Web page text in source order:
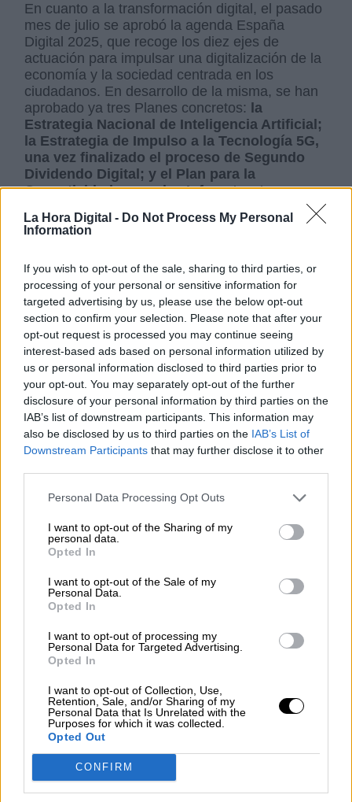
La Hora Digital - Do Not Process My Personal
Information
If you wish to opt-out of the sale, sharing to third parties, or
processing of your personal or sensitive information for
targeted advertising by us, please use the below opt-out
section to confirm your selection. Please note that after your
opt-out request is processed you may continue seeing
interest-based ads based on personal information utilized by
us or personal information disclosed to third parties prior to
your opt-out. You may separately opt-out of the further
disclosure of your personal information by third parties on the
IAB’s list of downstream participants. This information may
also be disclosed by us to third parties on the IAB’s List of
Downstream Participants that may further disclose it to other
Personal Data Processing Opt Outs
I want to opt-out of the Sharing of my
personal data.
Opted In
I want to opt-out of the Sale of my
Personal Data.
Opted In
I want to opt-out of processing my
Personal Data for Targeted Advertising.
Opted In
I want to opt-out of Collection, Use,
Retention, Sale, and/or Sharing of my
Personal Data that Is Unrelated with the
Purposes for which it was collected.
Opted Out
CONFIRM
En cuanto a la transformación digital, el pasado
mes de julio se aprobó la agenda España
Digital 2025, que recoge los diez ejes de
actuación para impulsar una digitalización de la
economía y la sociedad centrada en los
ciudadanos. En desarrollo de la misma, se han
aprobado ya tres Planes concretos:
la
Estrategia Nacional de Inteligencia Artificial;
la Estrategia de Impulso a la Tecnología 5G,
una vez finalizado el proceso de Segundo
Dividendo Digital; y el Plan para la
Conectividad y para las Infraestructuras
extensión de banda ancha para continuar
el programaEduca en Digital.
Además, se ha aprobado laLey para la
Transformación Digital del Sistema
Financiero, que establece la creación de un
espacio de pruebas seguro para el desarrollo
de nuevos productos y servicios (sandbox), del
que ya se ha anunciado su primera
convocatoria; y se han adoptado numerosas
medidas para proteger a los usuarios de
servicios financieros, como las relativas a las
cuentas de pago básicas y el refuerzo de la
Se ha avanzado en la tramitación diferentes
anteproyectos de ley relacionados con
agenda España Digital 2025, como los de
Comunicación Audiovisual,
En este ámbito, a principios de 2021 está
previsto aprobar tres nuevos planes de
Digitalización de la Administración y de
Competencias Digitales. También está en
proceso de consulta pública la Carta de
Derechos Digitales, una iniciativa pionera que
sitúa a España a la vanguardia mundial en el
tratamiento de un asunto estratégico de cara al
futuro.
En el ámbito de la regulación financiera, se está
avanzando en la
nueva normativa de
sociedades de capital y en el denominado